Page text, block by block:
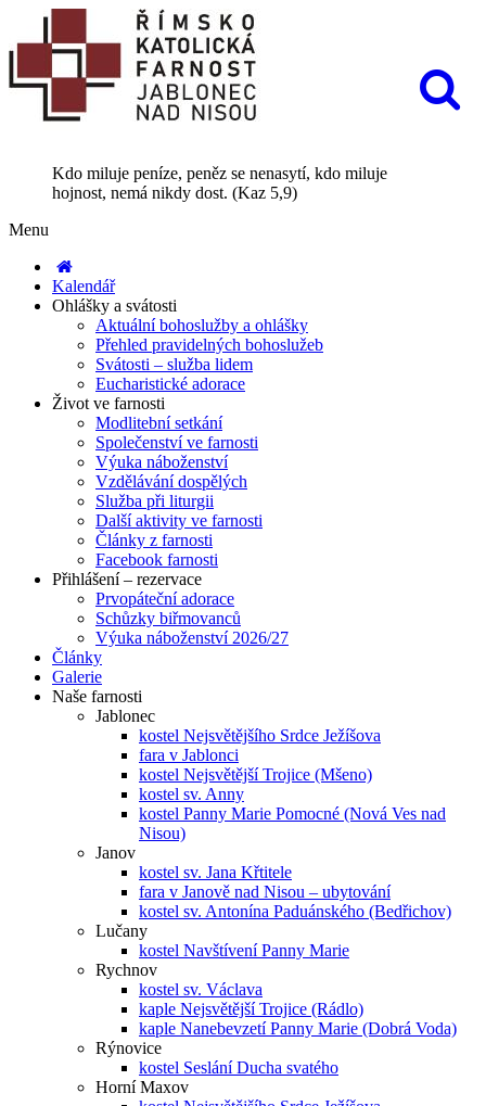
Kdo miluje peníze, peněz se nenasytí, kdo miluje
hojnost, nemá nikdy dost. (Kaz 5,9)
Menu
Kalendář
Ohlášky a svátosti
Aktuální bohoslužby a ohlášky
Přehled pravidelných bohoslužeb
Svátosti – služba lidem
Eucharistické adorace
Život ve farnosti
Modlitební setkání
Společenství ve farnosti
Výuka náboženství
Vzdělávání dospělých
Služba při liturgii
Další aktivity ve farnosti
Články z farnosti
Facebook farnosti
Přihlášení – rezervace
Prvopáteční adorace
Schůzky biřmovanců
Výuka náboženství 2026/27
Články
Galerie
Naše farnosti
Jablonec
kostel Nejsvětějšího Srdce Ježíšova
fara v Jablonci
kostel Nejsvětější Trojice (Mšeno)
kostel sv. Anny
kostel Panny Marie Pomocné (Nová Ves nad
Nisou)
Janov
kostel sv. Jana Křtitele
fara v Janově nad Nisou – ubytování
kostel sv. Antonína Paduánského (Bedřichov)
Lučany
kostel Navštívení Panny Marie
Rychnov
kostel sv. Václava
kaple Nejsvětější Trojice (Rádlo)
kaple Nanebevzetí Panny Marie (Dobrá Voda)
Rýnovice
kostel Seslání Ducha svatého
Horní Maxov